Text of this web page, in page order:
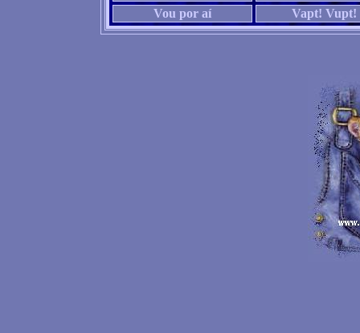
Vou por aí
Vapt! Vupt!